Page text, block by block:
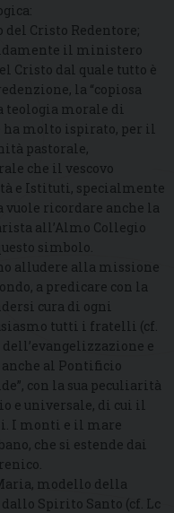
del Cristo Redentore;
il ministero
Cristo dal quale tutto è
la “copiosa
teologia morale di
ha molto ispirato, per il
pastorale,
che il vescovo
e Istituti, specialmente
vuole ricordare anche la
all’Almo Collegio
simbolo.
alludere alla missione
a predicare con la
cura di ogni
tutti i fratelli (cf.
dell’evangelizzazione e
al Pontificio
con la sua peculiarità
e universale, di cui il
I monti e il mare
che si estende dai
modello della
Spirito Santo (cf. Lc